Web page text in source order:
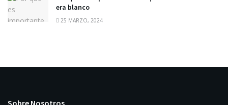
era blanco
25 MARZO, 2024
Sobre Nosotros